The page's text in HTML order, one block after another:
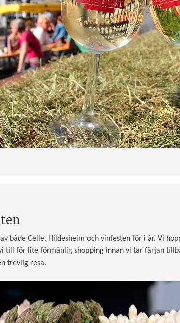
både Celle, Hildesheim och vinfesten för i år. Vi
till för lite förmånlig shopping innan vi tar färjan
trevlig resa.